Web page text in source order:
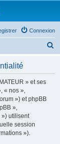
Connexion
» et ses
« nos »,
») et phpBB
»,
») utilisent
session
»).